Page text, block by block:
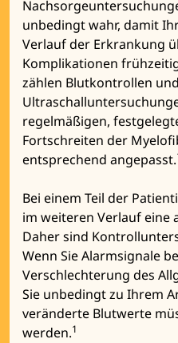
unbedingt wahr, damit
Verlauf der Erkrankung
Komplikationen
zählen Blutkontrollen und
regelmäßigen,
Fortschreiten der
entsprechend angepasst.
Bei einem Teil der
im weiteren Verlauf eine
Daher sind
Wenn Sie Alarmsignale
Verschlechterung des
Sie unbedingt zu Ihrem
veränderte Blutwerte
werden.1